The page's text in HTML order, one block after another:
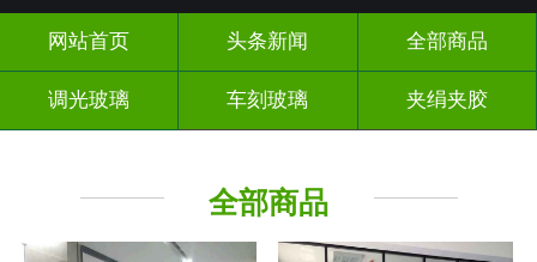
网站首页 头条新闻 全部商品
调光玻璃 车刻玻璃 夹绢夹胶
智能镜子
全部商品